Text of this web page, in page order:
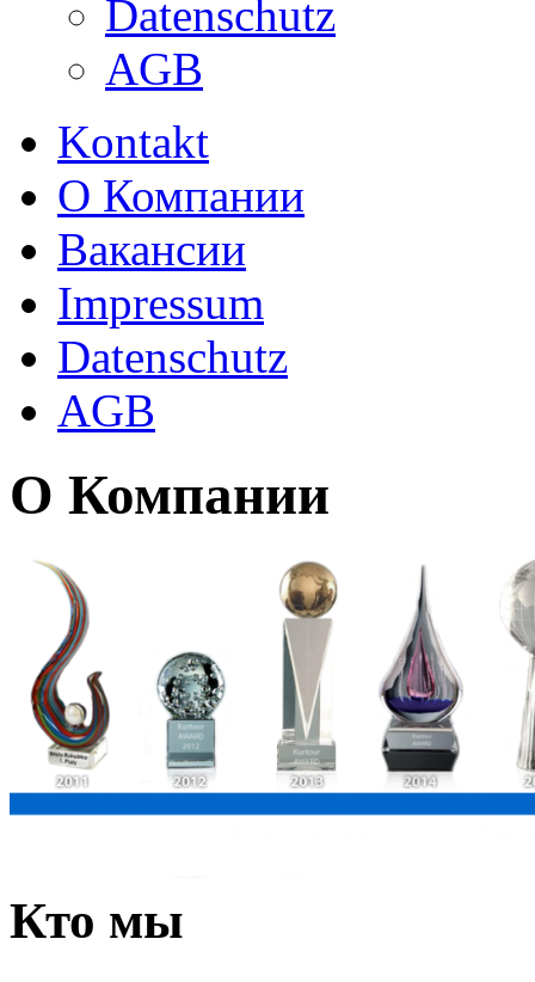
Datenschutz
AGB
Kontakt
О Компании
Вакансии
Impressum
Datenschutz
AGB
О Компании
Кто мы